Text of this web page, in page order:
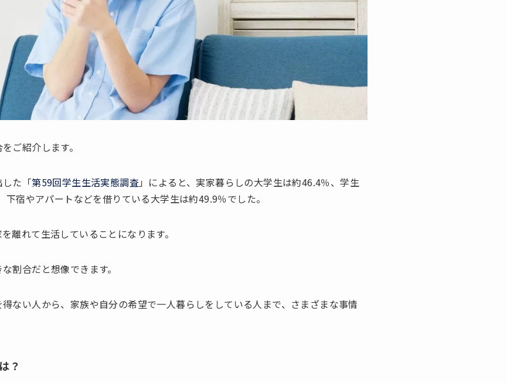
ご紹介します。
た「第59回学生生活実態調査」によると、実家暮らしの大学生は約46.4％、学生
宿やアパートなどを借りている大学生は約49.9％でした。
離れて生活していることになります。
割合だと想像できます。
ない人から、家族や自分の希望で一人暮らしをしている人まで、さまざまな事情
？